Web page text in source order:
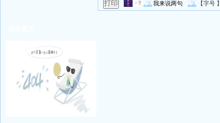
我来说两句 【字号